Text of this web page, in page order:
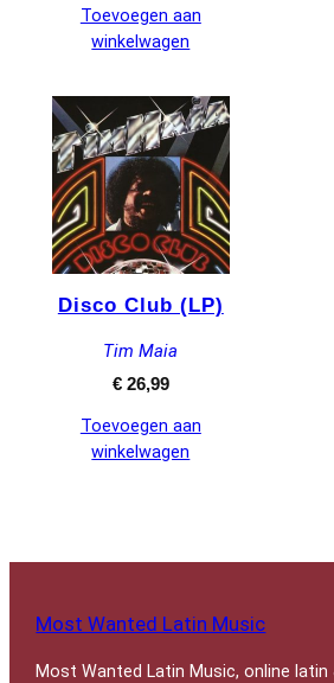
Toevoegen aan
winkelwagen
Disco Club (LP)
Tim Maia
€26,99
Toevoegen aan
winkelwagen
Most Wanted Latin Music
Most Wanted Latin Music, online latin